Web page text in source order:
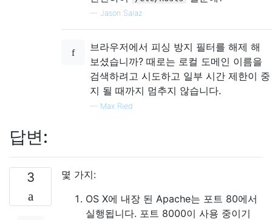
— Jason Salaz
브라우저에서 피싱 방지 필터를 해제 해
보셨습니까? 때로는 로컬 도메인 이름을
검색하려고 시도하고 일부 시간 제한이 중
지 될 때까지 멈추지 않습니다.
— Max Ried
답변:
3
몇 가지:
OS X에 내장 된 Apache는 포트 80에서
실행됩니다. 포트 8000이 사용 중이기